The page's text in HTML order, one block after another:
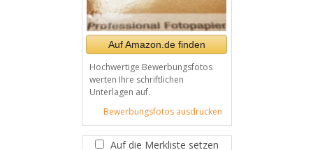
Auf Amazon.de finden
Hochwertige Bewerbungsfotos
werten Ihre schriftlichen
Unterlagen auf.
Bewerbungsfotos ausdrucken
Auf die Merkliste setzen